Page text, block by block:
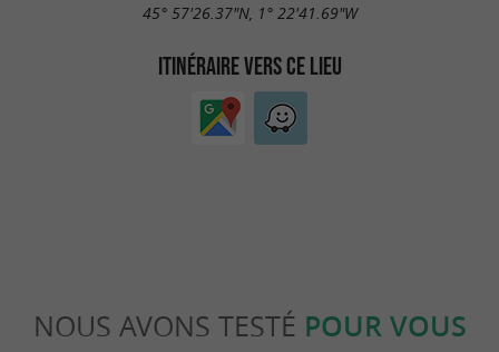
45° 57'26.37"N, 1° 22'41.69"W
ITINÉRAIRE VERS CE LIEU
NOUS AVONS TESTÉ POUR VOUS